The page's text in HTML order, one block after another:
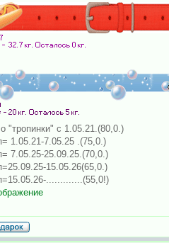
"тропинки" с 1.05.21.(80,0.)
1.05.21-7.05.25 .(75,0.)
7.05.25-25.09.25.(70,0.)
15.05.26(65,0.)
.............(55,0!)